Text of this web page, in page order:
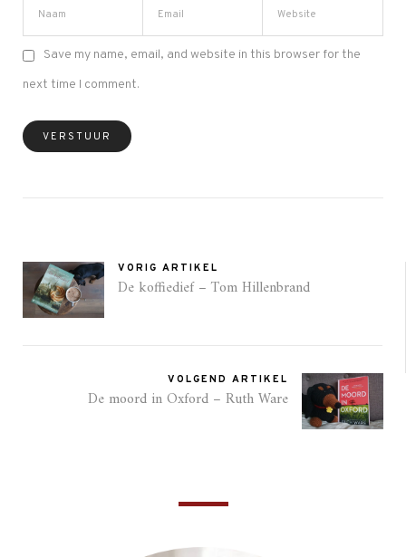
Save my name, email, and website in this browser for the
next time I comment.
VORIG ARTIKEL
De koffiedief – Tom Hillenbrand
VOLGEND ARTIKEL
De moord in Oxford – Ruth Ware